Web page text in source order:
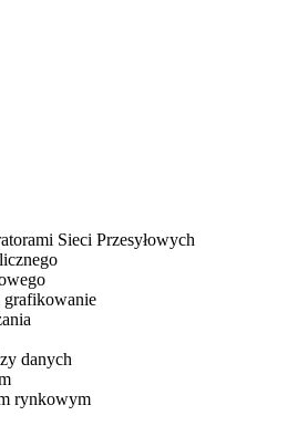
Sieci Przesyłowych
grafikowanie
danych
rynkowym